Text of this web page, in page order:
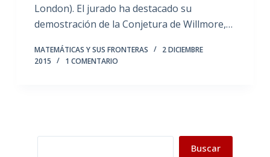
London). El jurado ha destacado su
demostración de la Conjetura de Willmore,…
MATEMÁTICAS Y SUS FRONTERAS
2 DICIEMBRE
2015
1 COMENTARIO
Buscar